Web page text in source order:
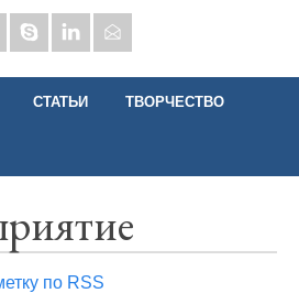
СТАТЬИ ТВОРЧЕСТВО
по RSS